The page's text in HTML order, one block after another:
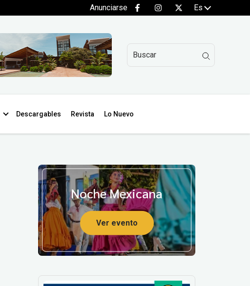
Anunciarse Es
Descargables Revista Lo Nuevo
Noche Mexicana
Ver evento